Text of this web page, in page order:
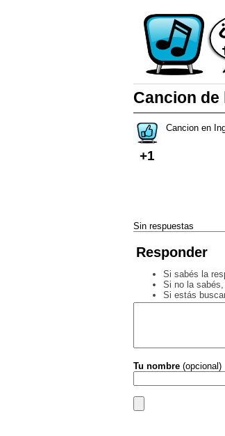
Cancion de
+1
Cancion en
Sin respuestas
Responder
Si sabés la
Si no la
Si estás
Tu nombre (opcional)